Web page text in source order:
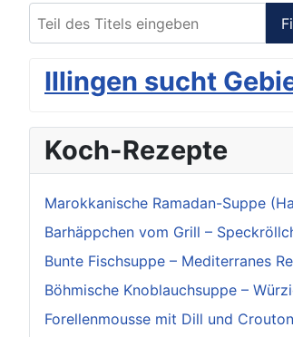
Illingen sucht
Koch-Rezepte
Marokkanische Ramadan-Suppe
Barhäppchen vom Grill –
Bunte Fischsuppe – Mediterranes
Böhmische Knoblauchsuppe –
Forellenmousse mit Dill und